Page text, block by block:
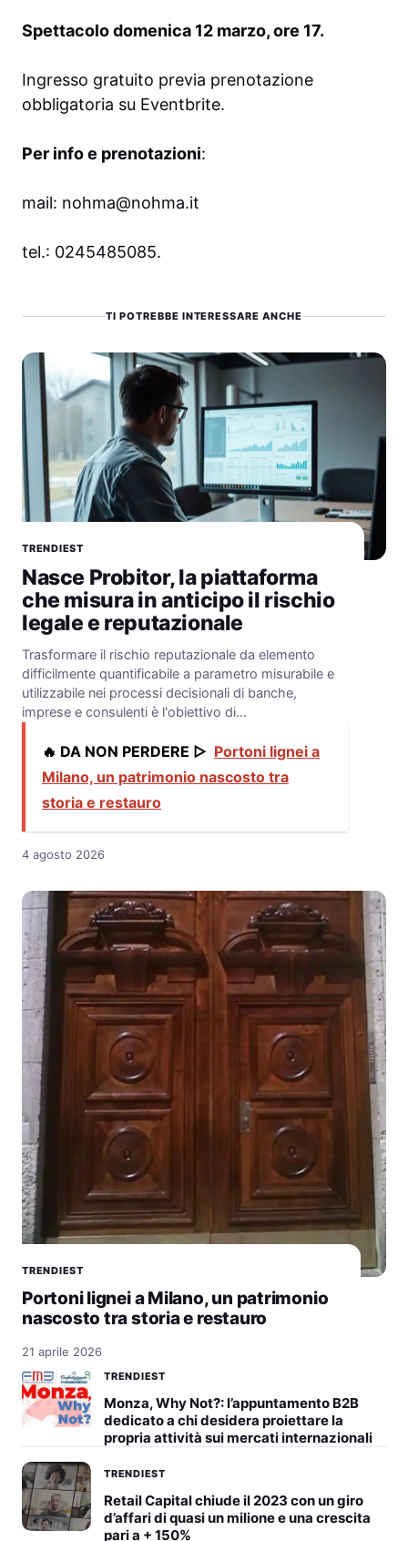
Spettacolo domenica 12 marzo, ore 17.
Ingresso gratuito previa prenotazione
obbligatoria su Eventbrite.
Per info e prenotazioni:
mail: nohma@nohma.it
tel.: 0245485085.
TI POTREBBE INTERESSARE ANCHE
TRENDIEST
Nasce Probitor, la piattaforma
che misura in anticipo il rischio
legale e reputazionale
Trasformare il rischio reputazionale da elemento
difficilmente quantificabile a parametro misurabile e
utilizzabile nei processi decisionali di banche,
imprese e consulenti è l'obiettivo di…
🔥 DA NON PERDERE ▷ Portoni lignei a
Milano, un patrimonio nascosto tra
storia e restauro
4 agosto 2026
TRENDIEST
Portoni lignei a Milano, un patrimonio
nascosto tra storia e restauro
21 aprile 2026
TRENDIEST
Monza, Why Not?: l’appuntamento B2B
dedicato a chi desidera proiettare la
propria attività sui mercati internazionali
TRENDIEST
Retail Capital chiude il 2023 con un giro
d’affari di quasi un milione e una crescita
pari a + 150%